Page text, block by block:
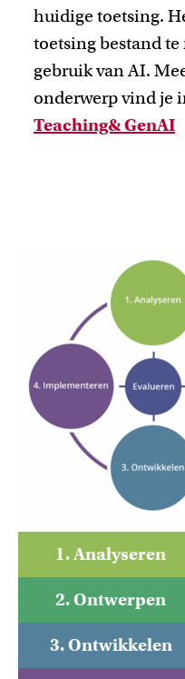
huidige toetsing.
toetsing bestand
gebruik van AI.
onderwerp vind je
Teaching& GenAI
1. Analyseren
2. Ontwerpen
3. Ontwikkelen